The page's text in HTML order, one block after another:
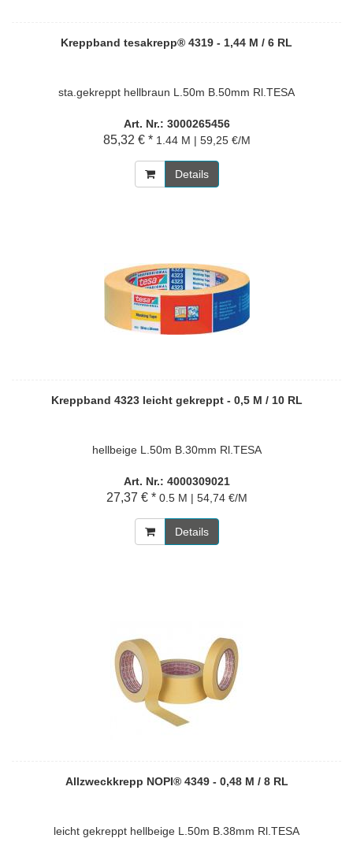
Kreppband tesakrepp® 4319 - 1,44 M / 6 RL
sta.gekreppt hellbraun L.50m B.50mm Rl.TESA
Art. Nr.: 3000265456
85,32 € * 1.44 M | 59,25 €/M
Details
Kreppband 4323 leicht gekreppt - 0,5 M / 10 RL
hellbeige L.50m B.30mm Rl.TESA
Art. Nr.: 4000309021
27,37 € * 0.5 M | 54,74 €/M
Details
Allzweckkrepp NOPI® 4349 - 0,48 M / 8 RL
leicht gekreppt hellbeige L.50m B.38mm Rl.TESA